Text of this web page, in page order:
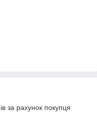
за рахунок покупця